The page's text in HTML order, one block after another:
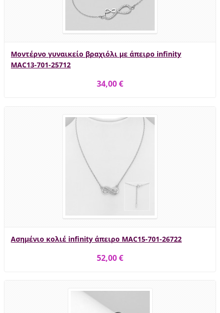
Μοντέρνο γυναικείο βραχιόλι με άπειρο infinity
MAC13-701-25712
34,00 €
Ασημένιο κολιέ infinity άπειρο MAC15-701-26722
52,00 €